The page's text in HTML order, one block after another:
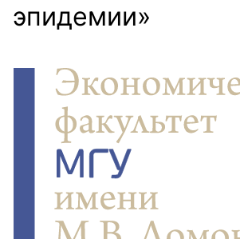
эпидемии»